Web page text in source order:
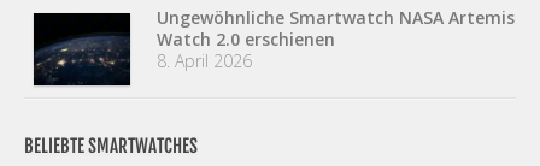
Ungewöhnliche Smartwatch NASA Artemis
Watch 2.0 erschienen
8. April 2026
BELIEBTE SMARTWATCHES